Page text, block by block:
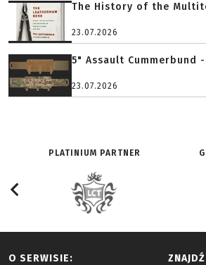
The History of the
23.07.2026
5" Assault Cummerbund
23.07.2026
PLATINIUM PARTNER
O SERWISIE: